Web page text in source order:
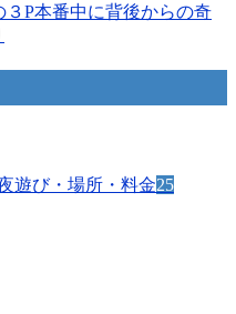
P本番中に背後からの奇
遊び・場所・料金25